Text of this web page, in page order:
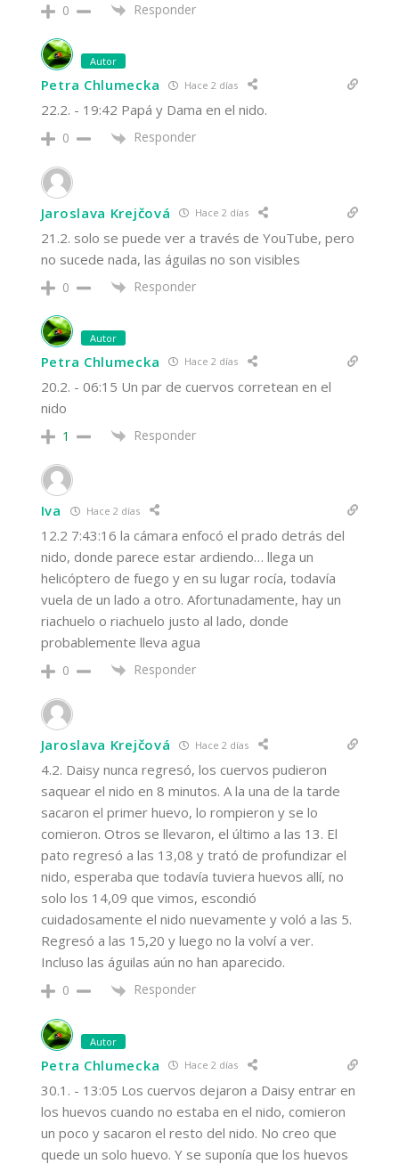
0 Responder
Autor
Petra Chlumecka Hace 2 días
22.2. - 19:42 Papá y Dama en el nido.
0 Responder
Jaroslava Krejčová Hace 2 días
21.2. solo se puede ver a través de YouTube, pero
no sucede nada, las águilas no son visibles
0 Responder
Autor
Petra Chlumecka Hace 2 días
20.2. - 06:15 Un par de cuervos corretean en el
nido
1 Responder
Iva Hace 2 días
12.2 7:43:16 la cámara enfocó el prado detrás del
nido, donde parece estar ardiendo… llega un
helicóptero de fuego y en su lugar rocía, todavía
vuela de un lado a otro. Afortunadamente, hay un
riachuelo o riachuelo justo al lado, donde
probablemente lleva agua
0 Responder
Jaroslava Krejčová Hace 2 días
4.2. Daisy nunca regresó, los cuervos pudieron
saquear el nido en 8 minutos. A la una de la tarde
sacaron el primer huevo, lo rompieron y se lo
comieron. Otros se llevaron, el último a las 13. El
pato regresó a las 13,08 y trató de profundizar el
nido, esperaba que todavía tuviera huevos allí, no
solo los 14,09 que vimos, escondió
cuidadosamente el nido nuevamente y voló a las 5.
Regresó a las 15,20 y luego no la volví a ver.
Incluso las águilas aún no han aparecido.
0 Responder
Autor
Petra Chlumecka Hace 2 días
30.1. - 13:05 Los cuervos dejaron a Daisy entrar en
los huevos cuando no estaba en el nido, comieron
un poco y sacaron el resto del nido. No creo que
quede un solo huevo. Y se suponía que los huevos